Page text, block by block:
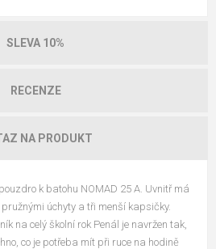
SLEVA 10%
RECENZE
NA PRODUKT
k batohu NOMAD 25 A. Uvnitř má
úchyty a tři menší kapsičky.
na celý školní rok Penál je navržen tak,
co je potřeba mít při ruce na hodině